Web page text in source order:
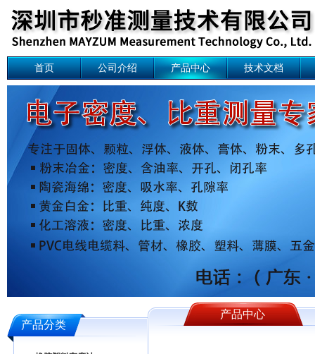
首页 公司介绍 产品中心 技术文档
产品分类
产品中心